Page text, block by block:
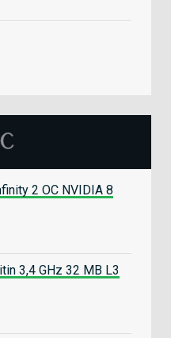
2 OC NVIDIA 8
3,4 GHz 32 MB L3